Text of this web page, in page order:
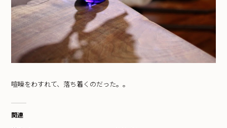
喧噪をわすれて、落ち着くのだった。。
関連